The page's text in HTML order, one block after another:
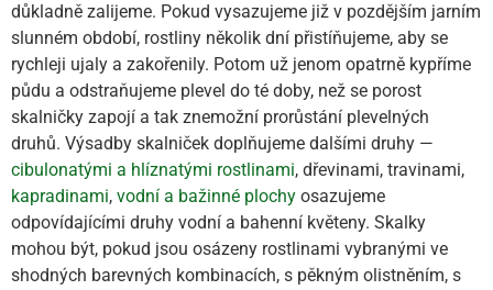
důkladně zalijeme. Pokud vysazujeme již v pozdějším jarním
slunném období, rostliny několik dní přistíňujeme, aby se
rychleji ujaly a zakořenily. Potom už jenom opatrně kypříme
půdu a odstraňujeme plevel do té doby, než se porost
skalničky zapojí a tak znemožní prorůstání plevelných
druhů. Výsadby skalniček doplňujeme dalšími druhy —
cibulonatými a hlíznatými rostlinami, dřevinami, travinami,
kapradinami, vodní a bažinné plochy osazujeme
odpovídajícími druhy vodní a bahenní květeny. Skalky
mohou být, pokud jsou osázeny rostlinami vybranými ve
shodných barevných kombinacích, s pěkným olistněním, s